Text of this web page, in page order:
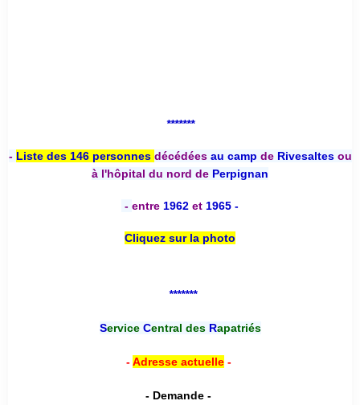
*******
- Liste des 146 personnes décédées au camp deRivesaltesou
à l'hôpital du nord de Perpignan
- entre 1962 et 1965 -
Cliquez sur la photo
*******
Service Central desRapatriés
-Adresse actuelle-
- Demande -